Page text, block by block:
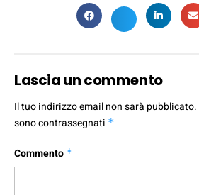
Lascia un commento
Il tuo indirizzo email non sarà pubblicato.
sono contrassegnati *
Commento *